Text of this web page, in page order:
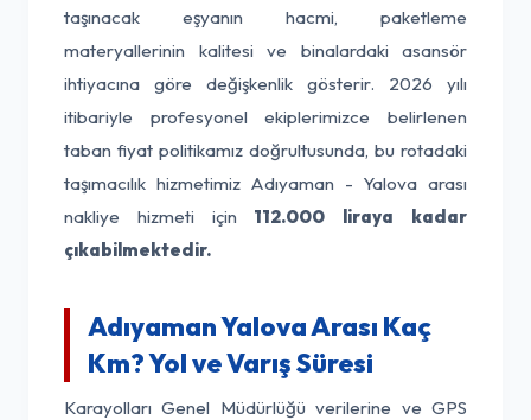
taşınacak eşyanın hacmi, paketleme
materyallerinin kalitesi ve binalardaki asansör
ihtiyacına göre değişkenlik gösterir. 2026 yılı
itibariyle profesyonel ekiplerimizce belirlenen
taban fiyat politikamız doğrultusunda, bu rotadaki
taşımacılık hizmetimiz Adıyaman - Yalova arası
nakliye hizmeti için 112.000 liraya kadar
çıkabilmektedir.
Adıyaman Yalova Arası Kaç
Km? Yol ve Varış Süresi
Karayolları Genel Müdürlüğü verilerine ve GPS